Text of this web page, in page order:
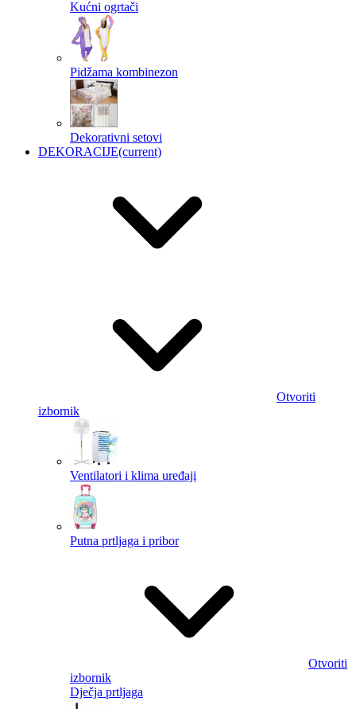
Kućni ogrtači
Pidžama kombinezon
Dekorativni setovi
DEKORACIJE(current)
Otvoriti
izbornik
Ventilatori i klima uređaji
Putna prtljaga i pribor
Otvoriti
izbornik
Dječja prtljaga